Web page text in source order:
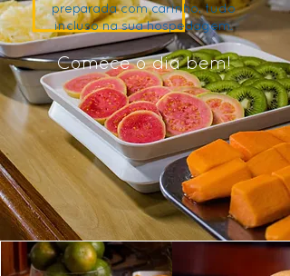
preparada com carinho, tudo
incluso na sua hospedagem.
Comece o dia bem!